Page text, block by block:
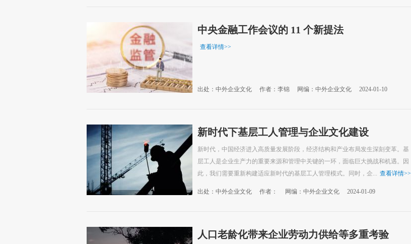
中央金融工作会议的 11 个新提法
查看详情>>
出处：中外企业文化 作者：李锦 网编：中外企业文化 2024-01-10
新时代下基层工人管理与企业文化建设
新时代，中国经济进入高质量发展阶段，经济结构和产业布局发生深刻变革。基
层工人是企业生产力的重要来源和管理中关键的一环，面临巨大挑战和机遇。因
此，我们需要重新构建适应新时代的基层工人管理模式。同时，企...
查看详情>>
出处：中外企业文化 作者： 网编：中外企业文化 2024-01-09
人口老龄化带来企业劳动力供给等多重考验